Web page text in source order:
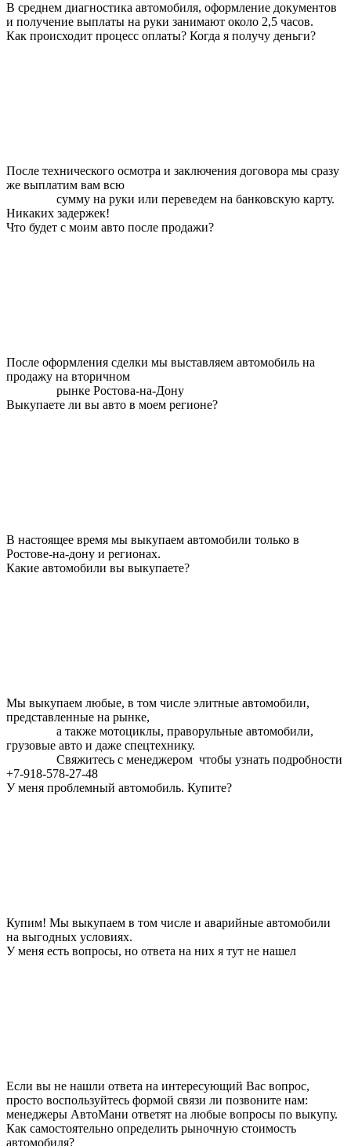
В среднем диагностика автомобиля, оформление документов
и получение выплаты на руки занимают около 2,5 часов.
Как происходит процесс оплаты? Когда я получу деньги?
После технического осмотра и заключения договора мы сразу
же выплатим вам всю
сумму на руки или переведем на банковскую карту.
Никаких задержек!
Что будет с моим авто после продажи?
После оформления сделки мы выставляем автомобиль на
продажу на вторичном
рынке Ростова-на-Дону
Выкупаете ли вы авто в моем регионе?
В настоящее время мы выкупаем автомобили только в
Ростове-на-дону и регионах.
Какие автомобили вы выкупаете?
Мы выкупаем любые, в том числе элитные автомобили,
представленные на рынке,
а также мотоциклы, праворульные автомобили,
грузовые авто и даже спецтехнику.
Свяжитесь с менеджером чтобы узнать подробности
+7-918-578-27-48
У меня проблемный автомобиль. Купите?
Купим! Мы выкупаем в том числе и аварийные автомобили
на выгодных условиях.
У меня есть вопросы, но ответа на них я тут не нашел
Если вы не нашли ответа на интересующий Вас вопрос,
просто воспользуйтесь формой связи ли позвоните нам:
менеджеры АвтоМани ответят на любые вопросы по выкупу.
Как самостоятельно определить рыночную стоимость
автомобиля?